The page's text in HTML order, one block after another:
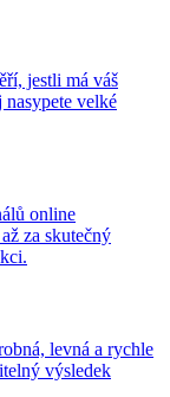
jestli má váš
nasypete velké
online
za skutečný
levná a rychle
výsledek